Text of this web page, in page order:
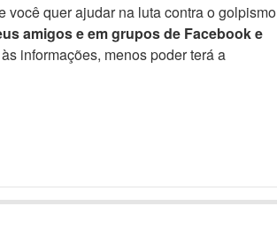
você quer ajudar na luta contra o golpismo
amigos e em grupos de Facebook e
informações, menos poder terá a